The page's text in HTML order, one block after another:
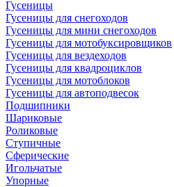
Гусеницы
Гусеницы для снегоходов
Гусеницы для мини снегоходов
Гусеницы для мотобуксировщиков
Гусеницы для вездеходов
Гусеницы для квадроциклов
Гусеницы для мотоблоков
Гусеницы для автоподвесок
Подшипники
Шариковые
Роликовые
Ступичные
Сферические
Игольчатые
Упорные